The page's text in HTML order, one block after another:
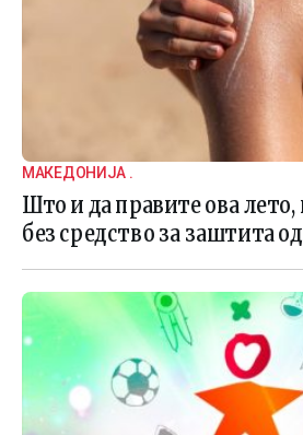
МАКЕДОНИЈА .
Што и да правите ова лето,
без средство за заштита